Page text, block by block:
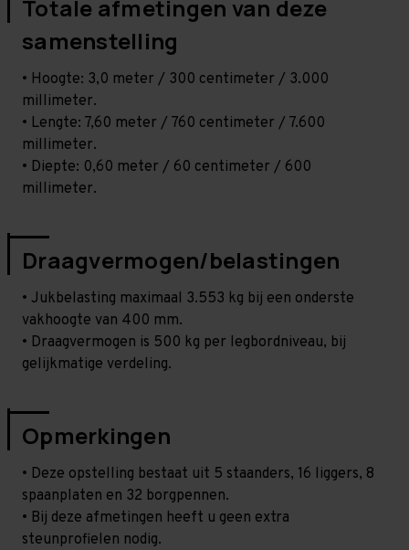
Totale afmetingen van deze
samenstelling
• Hoogte: 3,0 meter / 300 centimeter / 3.000
millimeter.
• Lengte: 7,60 meter / 760 centimeter / 7.600
millimeter.
• Diepte: 0,60 meter / 60 centimeter / 600
millimeter.
Draagvermogen/belastingen
• Jukbelasting maximaal 3.553 kg bij een onderste
vakhoogte van 400 mm.
• Draagvermogen is 500 kg per legbordniveau, bij
gelijkmatige verdeling.
Opmerkingen
• Deze opstelling bestaat uit 5 staanders, 16 liggers, 8
spaanplaten en 32 borgpennen.
• Bij deze afmetingen heeft u geen extra
steunprofielen nodig.